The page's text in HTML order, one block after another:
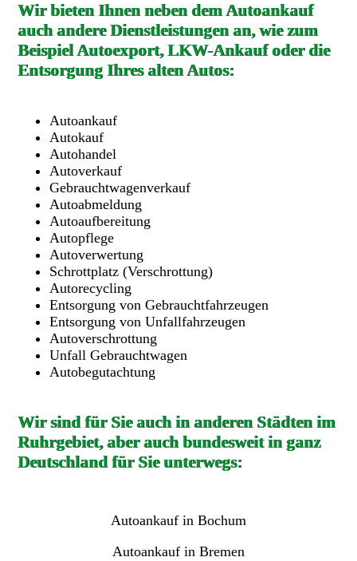
Wir bieten Ihnen neben dem Autoankauf
auch andere Dienstleistungen an, wie zum
Beispiel Autoexport, LKW-Ankauf oder die
Entsorgung Ihres alten Autos:
Autoankauf
Autokauf
Autohandel
Autoverkauf
Gebrauchtwagenverkauf
Autoabmeldung
Autoaufbereitung
Autopflege
Autoverwertung
Schrottplatz (Verschrottung)
Autorecycling
Entsorgung von Gebrauchtfahrzeugen
Entsorgung von Unfallfahrzeugen
Autoverschrottung
Unfall Gebrauchtwagen
Autobegutachtung
Wir sind für Sie auch in anderen Städten im
Ruhrgebiet, aber auch bundesweit in ganz
Deutschland für Sie unterwegs:
Autoankauf in Bochum
Autoankauf in Bremen